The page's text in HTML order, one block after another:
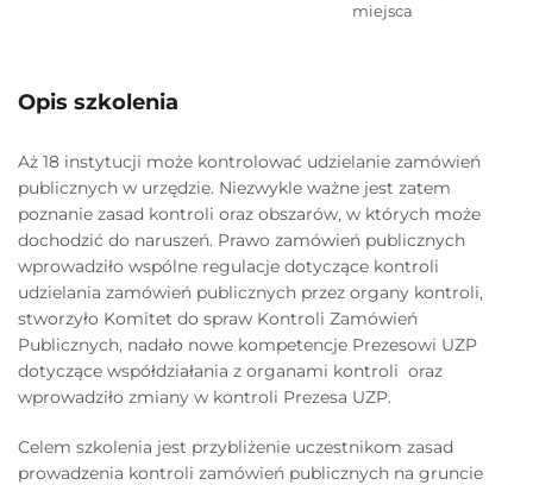
miejsca
Opis szkolenia
Aż 18 instytucji może kontrolować udzielanie zamówień
publicznych w urzędzie. Niezwykle ważne jest zatem
poznanie zasad kontroli oraz obszarów, w których może
dochodzić do naruszeń. Prawo zamówień publicznych
wprowadziło wspólne regulacje dotyczące kontroli
udzielania zamówień publicznych przez organy kontroli,
stworzyło Komitet do spraw Kontroli Zamówień
Publicznych, nadało nowe kompetencje Prezesowi UZP
dotyczące współdziałania z organami kontroli oraz
wprowadziło zmiany w kontroli Prezesa UZP.
Celem szkolenia jest przybliżenie uczestnikom zasad
prowadzenia kontroli zamówień publicznych na gruncie